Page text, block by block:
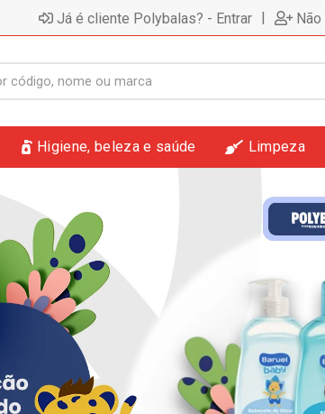
Já é cliente Polybalas? - Entrar |
Higiene, beleza e saúde Limpeza